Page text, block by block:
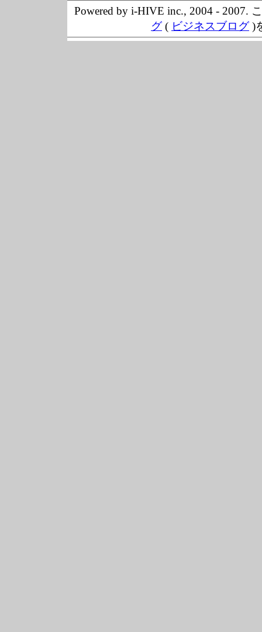
Powered by i-HIVE inc., 2004 - 2007.
グ( ビジネスブログ)